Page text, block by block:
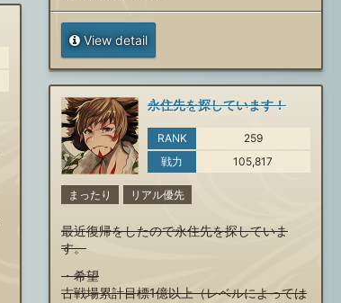
View detail
永住先を探しています！
RANK
259
戦力
105,817
まったり リアル優先
最近復帰をしたので永住先を探していま
す。
・希望
古戦場累計目標1億以上（レベルによっては